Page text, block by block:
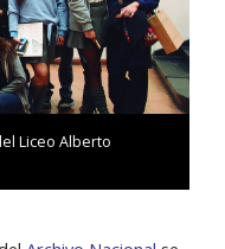
Liceo Alberto